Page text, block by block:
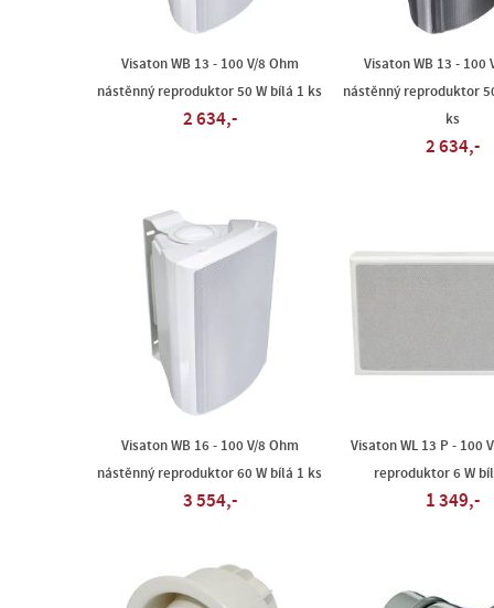
Visaton WB 13 - 100 V/8 Ohm
nástěnný reproduktor 50 W bílá 1 ks
2 634,-
Visaton WB 13 - 100
nástěnný reproduktor
ks
2 634,-
Visaton WB 16 - 100 V/8 Ohm
nástěnný reproduktor 60 W bílá 1 ks
3 554,-
Visaton WL 13 P - 100
reproduktor 6 W
1 349,-